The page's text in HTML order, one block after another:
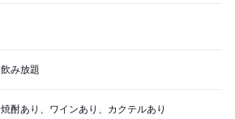
飲み放題
焼酎あり、ワインあり、カクテルあり